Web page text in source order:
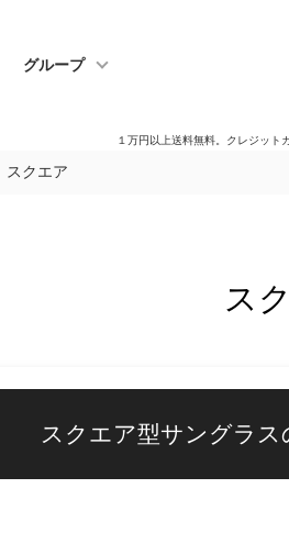
１万円以上送料無料。クレジッ
グループ
スクエア
ス
スクエア型サングラ